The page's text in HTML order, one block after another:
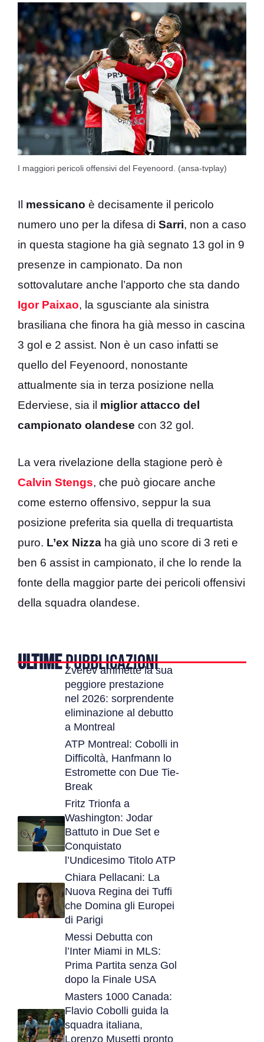
I maggiori pericoli offensivi del Feyenoord. (ansa-tvplay)
Il messicano è decisamente il pericolo
numero uno per la difesa di Sarri, non a caso
in questa stagione ha già segnato 13 gol in 9
presenze in campionato. Da non
sottovalutare anche l’apporto che sta dando
Igor Paixao, la sgusciante ala sinistra
brasiliana che finora ha già messo in cascina
3 gol e 2 assist. Non è un caso infatti se
quello del Feyenoord, nonostante
attualmente sia in terza posizione nella
Ederviese, sia il miglior attacco del
campionato olandese con 32 gol.
La vera rivelazione della stagione però è
Calvin Stengs, che può giocare anche
come esterno offensivo, seppur la sua
posizione preferita sia quella di trequartista
puro. L’ex Nizza ha già uno score di 3 reti e
ben 6 assist in campionato, il che lo rende la
fonte della maggior parte dei pericoli offensivi
della squadra olandese.
ULTIMEPUBBLICAZIONI
Zverev ammette la sua
peggiore prestazione
nel 2026: sorprendente
eliminazione al debutto
a Montreal
ATP Montreal: Cobolli in
Difficoltà, Hanfmann lo
Estromette con Due Tie-
Break
Fritz Trionfa a
Washington: Jodar
Battuto in Due Set e
Conquistato
l’Undicesimo Titolo ATP
Chiara Pellacani: La
Nuova Regina dei Tuffi
che Domina gli Europei
di Parigi
Messi Debutta con
l’Inter Miami in MLS:
Prima Partita senza Gol
dopo la Finale USA
Masters 1000 Canada:
Flavio Cobolli guida la
squadra italiana,
Lorenzo Musetti pronto